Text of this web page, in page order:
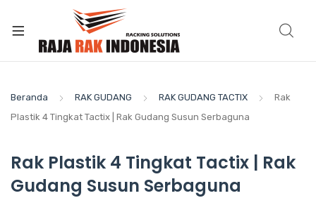
Beranda RAK GUDANG RAK GUDANG TACTIX
Rak
Plastik 4 Tingkat Tactix | Rak Gudang Susun Serbaguna
Rak Plastik 4 Tingkat Tactix | Rak
Gudang Susun Serbaguna